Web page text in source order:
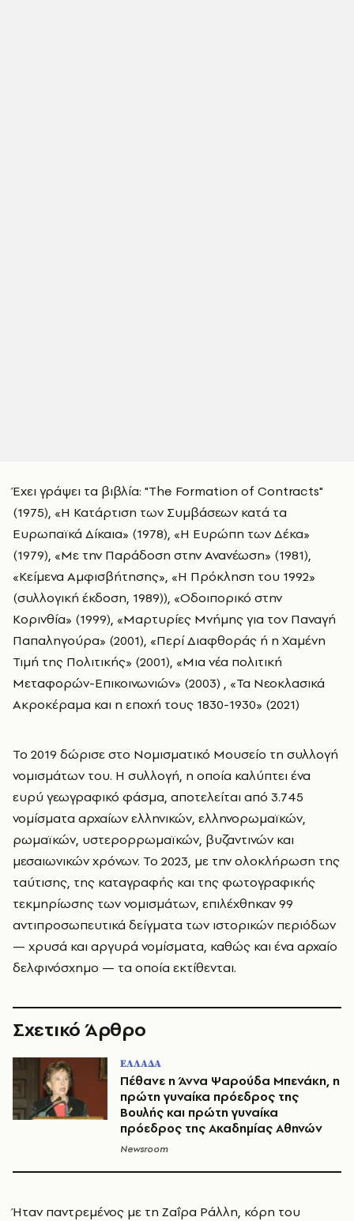
Έχει γράψει τα βιβλία: "The Formation of Contracts"
(1975), «Η Κατάρτιση των Συμβάσεων κατά τα
Ευρωπαϊκά Δίκαια» (1978), «Η Ευρώπη των Δέκα»
(1979), «Με την Παράδοση στην Ανανέωση» (1981),
«Κείμενα Αμφισβήτησης», «Η Πρόκληση του 1992»
(συλλογική έκδοση, 1989)), «Οδοιπορικό στην
Κορινθία» (1999), «Μαρτυρίες Μνήμης για τον Παναγή
Παπαληγούρα» (2001), «Περί Διαφθοράς ή η Χαμένη
Τιμή της Πολιτικής» (2001), «Μια νέα πολιτική
Μεταφορών-Επικοινωνιών» (2003) , «Τα Νεοκλασικά
Ακροκέραμα και η εποχή τους 1830-1930» (2021)
Το 2019 δώρισε στο Νομισματικό Μουσείο τη συλλογή
νομισμάτων του. Η συλλογή, η οποία καλύπτει ένα
ευρύ γεωγραφικό φάσμα, αποτελείται από 3.745
νομίσματα αρχαίων ελληνικών, ελληνορωμαϊκών,
ρωμαϊκών, υστερορρωμαϊκών, βυζαντινών και
μεσαιωνικών χρόνων. Το 2023, με την ολοκλήρωση της
ταύτισης, της καταγραφής και της φωτογραφικής
τεκμηρίωσης των νομισμάτων, επιλέχθηκαν 99
αντιπροσωπευτικά δείγματα των ιστορικών περιόδων
— χρυσά και αργυρά νομίσματα, καθώς και ένα αρχαίο
δελφινόσχημο — τα οποία εκτίθενται.
Σχετικό Άρθρο
ΕΛΛΑΔΑ
Πέθανε η Άννα Ψαρούδα Μπενάκη, η
πρώτη γυναίκα πρόεδρος της
Βουλής και πρώτη γυναίκα
πρόεδρος της Ακαδημίας Αθηνών
Newsroom
Ήταν παντρεμένος με τη Ζαΐρα Ράλλη, κόρη του